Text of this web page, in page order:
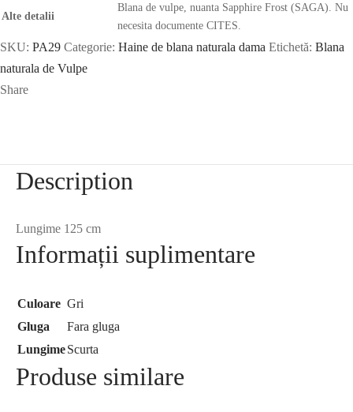
Alte detalii
Blana de vulpe, nuanta Sapphire Frost (SAGA). Nu
necesita documente CITES.
SKU: PA29 Categorie: Haine de blana naturala dama Etichetă: Blana
naturala de Vulpe
Share
Description
Lungime 125 cm
Informații suplimentare
Culoare Gri
Gluga
Fara gluga
LungimeScurta
Produse similare